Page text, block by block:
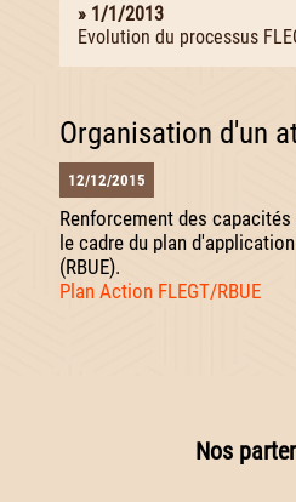
» 1/1/2013
Evolution du processus
Organisation d'un
12/12/2015
Renforcement des
le cadre du plan
(RBUE).
Plan Action FLEGT/RBUE
Nos